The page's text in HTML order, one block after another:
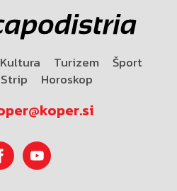
Kultura Turizem
Šport
Strip Horoskop